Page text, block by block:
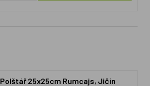
Polštář 25x25cm Rumcajs, Jičín